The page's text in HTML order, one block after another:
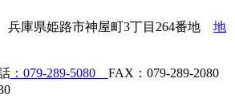
兵庫県姫路市神屋町3丁目264番地 地
：079-289-5080 FAX：079-289-2080